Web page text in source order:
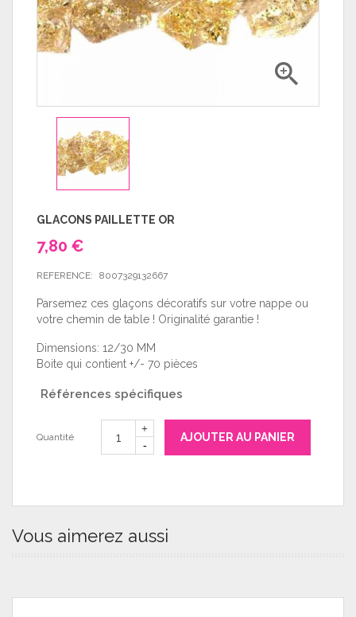

GLACONS PAILLETTE OR
7,80 €
REFERENCE: 8007329132667
Parsemez ces glaçons décoratifs sur votre nappe ou
votre chemin de table ! Originalité garantie !
Dimensions: 12/30 MM
Boite qui contient +/- 70 pièces
Références spécifiques
Quantité AJOUTER AU PANIER
Vous aimerez aussi